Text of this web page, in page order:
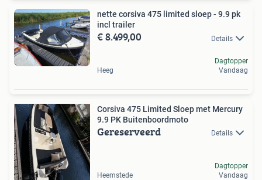
nette corsiva 475 limited sloep - 9.9 pk
incl trailer
€ 8.499,00 Details
Heeg
Dagtopper
Vandaag
Corsiva 475 Limited Sloep met Mercury
9.9 PK Buitenboordmoto
Gereserveerd Details
Heemstede
Dagtopper
Vandaag